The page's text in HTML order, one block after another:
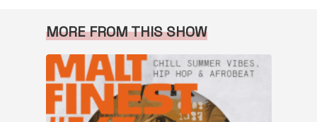
MORE FROM THIS SHOW